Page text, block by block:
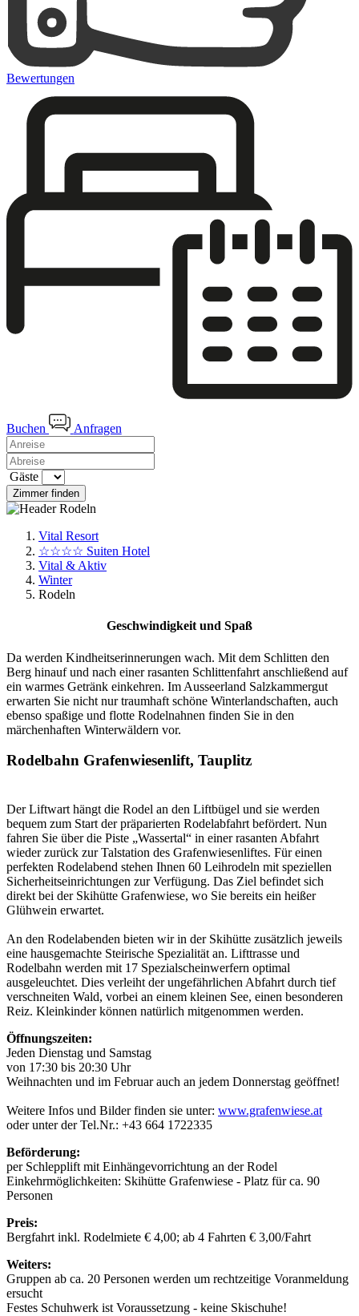
Bewertungen
Buchen Anfragen
Gäste
Zimmer finden
Vital Resort
☆☆☆☆ Suiten Hotel
Vital & Aktiv
Winter
Rodeln
Geschwindigkeit und Spaß
Da werden Kindheitserinnerungen wach. Mit dem Schlitten den
Berg hinauf und nach einer rasanten Schlittenfahrt anschließend auf
ein warmes Getränk einkehren. Im Ausseerland Salzkammergut
erwarten Sie nicht nur traumhaft schöne Winterlandschaften, auch
ebenso spaßige und flotte Rodelnahnen finden Sie in den
märchenhaften Winterwäldern vor.
Rodelbahn Grafenwiesenlift, Tauplitz
Der Liftwart hängt die Rodel an den Liftbügel und sie werden
bequem zum Start der präparierten Rodelabfahrt befördert. Nun
fahren Sie über die Piste „Wassertal“ in einer rasanten Abfahrt
wieder zurück zur Talstation des Grafenwiesenliftes. Für einen
perfekten Rodelabend stehen Ihnen 60 Leihrodeln mit speziellen
Sicherheitseinrichtungen zur Verfügung. Das Ziel befindet sich
direkt bei der Skihütte Grafenwiese, wo Sie bereits ein heißer
Glühwein erwartet.
An den Rodelabenden bieten wir in der Skihütte zusätzlich jeweils
eine hausgemachte Steirische Spezialität an. Lifttrasse und
Rodelbahn werden mit 17 Spezialscheinwerfern optimal
ausgeleuchtet. Dies verleiht der ungefährlichen Abfahrt durch tief
verschneiten Wald, vorbei an einem kleinen See, einen besonderen
Reiz. Kleinkinder können natürlich mitgenommen werden.
Öffnungszeiten:
Jeden Dienstag und Samstag
von 17:30 bis 20:30 Uhr
Weihnachten und im Februar auch an jedem Donnerstag geöffnet!
Weitere Infos und Bilder finden sie unter: www.grafenwiese.at
oder unter der Tel.Nr.: +43 664 1722335
Beförderung:
per Schlepplift mit Einhängevorrichtung an der Rodel
Einkehrmöglichkeiten: Skihütte Grafenwiese - Platz für ca. 90
Personen
Preis:
Bergfahrt inkl. Rodelmiete € 4,00; ab 4 Fahrten € 3,00/Fahrt
Weiters:
Gruppen ab ca. 20 Personen werden um rechtzeitige Voranmeldung
ersucht
Festes Schuhwerk ist Voraussetzung - keine Skischuhe!